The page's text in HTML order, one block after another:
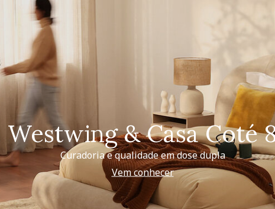
Westwing & Casa Coté
Curadoria e qualidade em dose dupla
Vem conhecer